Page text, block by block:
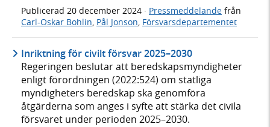
Publicerad 20 december 2024 · Pressmeddelande från
Carl-Oskar Bohlin, Pål Jonson, Försvarsdepartementet
Inriktning för civilt försvar 2025–2030
Regeringen beslutar att beredskapsmyndigheter
enligt förordningen (2022:524) om statliga
myndigheters beredskap ska genomföra
åtgärderna som anges i syfte att stärka det civila
försvaret under perioden 2025–2030.